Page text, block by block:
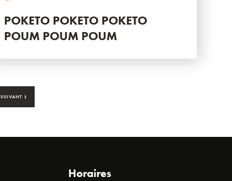
POKETO POKETO POKETO
POUM POUM POUM
SUIVANT ›
Horaires